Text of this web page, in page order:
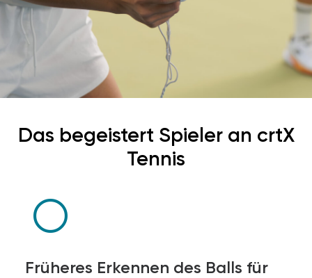
Das begeistert Spieler an crtX
Tennis
Früheres Erkennen des Balls für